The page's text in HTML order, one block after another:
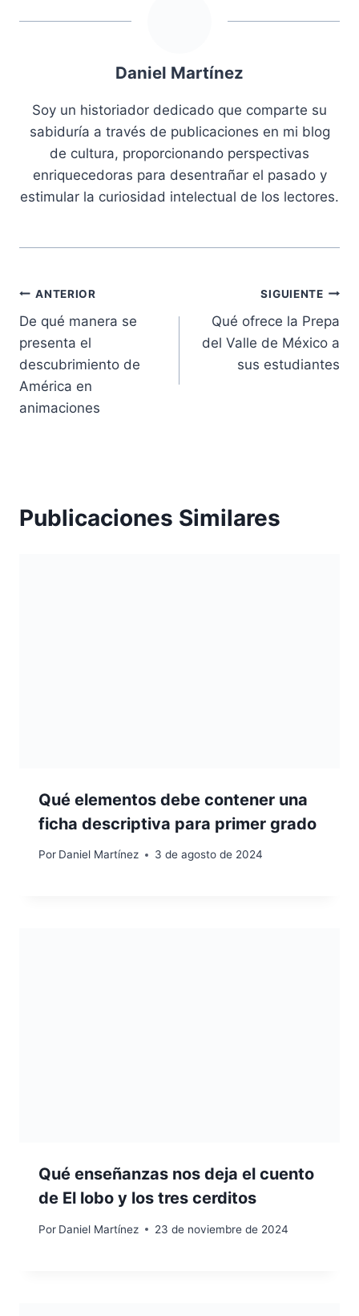
Daniel Martínez
Soy un historiador dedicado que comparte su
sabiduría a través de publicaciones en mi blog
de cultura, proporcionando perspectivas
enriquecedoras para desentrañar el pasado y
estimular la curiosidad intelectual de los lectores.
Navegación
de
entradas
ANTERIOR
De qué manera se
presenta el
descubrimiento de
América en
animaciones
SIGUIENTE
Qué ofrece la Prepa
del Valle de México a
sus estudiantes
Publicaciones Similares
Qué elementos debe contener una
ficha descriptiva para primer grado
Por Daniel Martínez 3 de agosto de 2024
Qué enseñanzas nos deja el cuento
de El lobo y los tres cerditos
Por Daniel Martínez 23 de noviembre de 2024